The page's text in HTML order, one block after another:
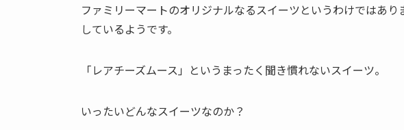
ファミリーマートのオリジナルなるスイーツというわけではあ
しているようです。
「レアチーズムース」というまったく聞き慣れないスイーツ。
いったいどんなスイーツなのか？